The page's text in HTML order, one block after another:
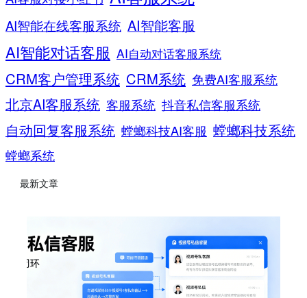
AI智能在线客服系统 AI智能客服
AI智能对话客服 AI自动对话客服系统
CRM客户管理系统 CRM系统 免费AI客服系统
北京AI客服系统 客服系统 抖音私信客服系统
自动回复客服系统 螳螂科技AI客服 螳螂科技系统
螳螂系统
最新文章